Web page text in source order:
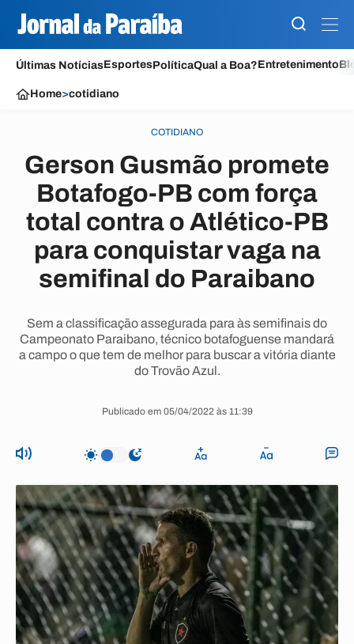
Últimas NotíciasEsportesPolíticaQual a Boa?Entretenimento
Home>cotidiano
COTIDIANO
Gerson Gusmão promete
Botafogo-PB com força
total contra o Atlético-PB
para conquistar vaga na
semifinal do Paraibano
Sem a classificação assegurada para às semifinais do
Campeonato Paraibano, técnico botafoguense mandará
a campo o que tem de melhor para buscar a vitória diante
do Trovão Azul.
Publicado em 05/04/2022 às 11:39